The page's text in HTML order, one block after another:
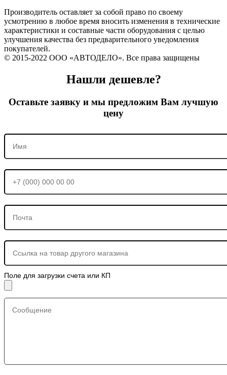
Производитель оставляет за собой право по своему
усмотрению в любое время вносить изменения в технические
характеристики и составные части оборудования с целью
улучшения качества без предварительного уведомления
покупателей.
© 2015-2022 ООО «АВТОДЕЛО». Все права защищены
Нашли дешевле?
Оставьте заявку и мы предложим Вам лучшую
цену
Поле для загрузки счета или КП